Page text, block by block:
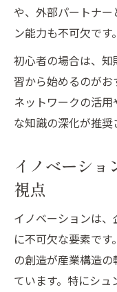
や、外部パートナ
ン能力も不可欠です。
初心者の場合は、
習から始めるのが
ネットワークの活
な知識の深化が推奨
イノベーショ
視点
イノベーションは
に不可欠な要素で
の創造が産業構造
ています。特にシ